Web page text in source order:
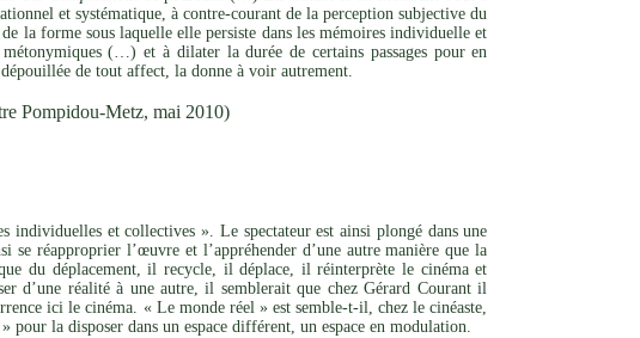
et systématique, à contre-courant de la perception subjective du
la forme sous laquelle elle persiste dans les mémoires individuelle et
(…) et à dilater la durée de certains passages pour en
de tout affect, la donne à voir autrement.
Pompidou-Metz, mai 2010)
et collectives ». Le spectateur est ainsi plongé dans une
se réapproprier l’œuvre et l’appréhender d’une autre manière que la
du déplacement, il recycle, il déplace, il réinterprète le cinéma et
d’une réalité à une autre, il semblerait que chez Gérard Courant il
ici le cinéma. « Le monde réel » est semble-t-il, chez le cinéaste,
la disposer dans un espace différent, un espace en modulation.